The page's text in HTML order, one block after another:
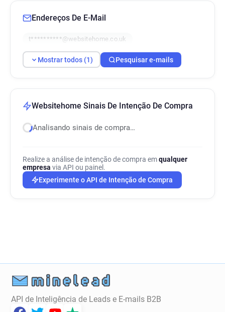
Endereços De E-Mail
t**********@websitehome.co.uk
Mostrar todos (1) Pesquisar e-mails
Websitehome Sinais De Intenção De Compra
Analisando sinais de compra…
Realize a análise de intenção de compra emqualquer
empresa via API ou painel.
Experimente o API de Intenção de Compra
API de Inteligência de Leads e E-mails B2B